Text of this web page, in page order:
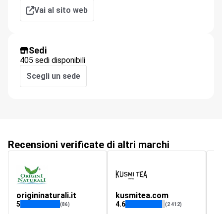
Vai al sito web
Sedi
405 sedi disponibili
Scegli un sede
Recensioni verificate di altri marchi
origininaturali.it
5 (86)
kusmitea.com
4.6 (2 412)